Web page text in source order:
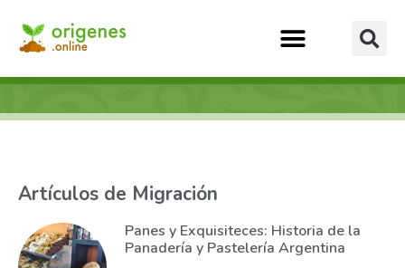
Artículos de Migración
Panes y Exquisiteces: Historia de la
Panadería y Pastelería Argentina